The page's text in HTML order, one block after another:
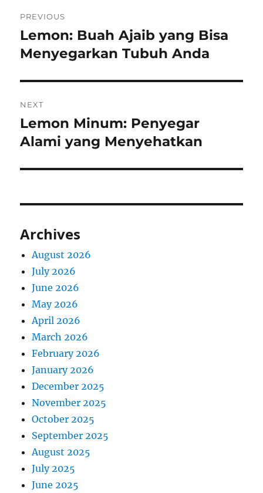
navigation
PREVIOUS
Previous
post:
Lemon: Buah Ajaib yang Bisa
Menyegarkan Tubuh Anda
NEXT
Next
post:
Lemon Minum: Penyegar
Alami yang Menyehatkan
Archives
August 2026
July 2026
June 2026
May 2026
April 2026
March 2026
February 2026
January 2026
December 2025
November 2025
October 2025
September 2025
August 2025
July 2025
June 2025